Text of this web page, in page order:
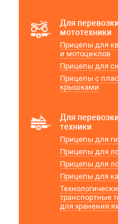
Для
мототехники
Прицепы для
и мотоциклов
Прицепы для
Прицепы с
крышками
Для
техники
Прицепы для
Прицепы для
Прицепы для
Прицепы для
транспортные
для хранения